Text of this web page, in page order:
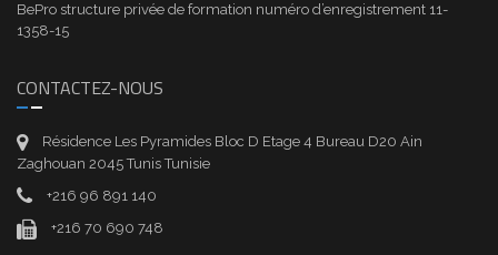
BePro structure privée de formation numéro d’enregistrement 11-
1358-15
CONTACTEZ-NOUS
Résidence Les Pyramides Bloc D Etage 4 Bureau D20 Ain
Zaghouan 2045 Tunis Tunisie
+216 96 891 140
+216 70 690 748